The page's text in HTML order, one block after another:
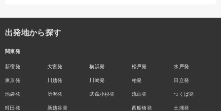
出発地から探す
関東発
新宿発
東京発
池袋発
町田発
大宮発
川越発
所沢発
新越谷発
横浜発
川崎発
武蔵小杉発
松戸発
柏発
流山発
西船橋発
水戸発
日立発
つくば発
土浦発